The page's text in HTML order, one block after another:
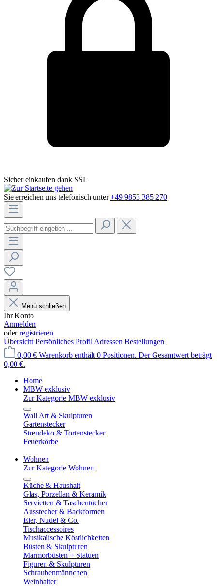
Sicher einkaufen dank SSL
Sie erreichen uns telefonisch unter +49 9853 385 270
Menü schließen
Ihr Konto
Anmelden
oderregistrieren
Übersicht Persönliches Profil Adressen Bestellungen
0,00 € Warenkorb enthält 0 Positionen. Der Gesamtwert beträgt
0,00 €.
Home
MBW exklusiv
Zur Kategorie MBW exklusiv
Wall Art & Skulpturen
Gartenstecker
Streudeko & Tortenstecker
Feuerkörbe
Wohnen
Zur Kategorie Wohnen
Küche & Haushalt
Glas, Porzellan & Keramik
Servietten & Taschentücher
Ausstecher & Backformen
Eier, Nudel & Co.
Tischaccessoires
Musikalische Köstlichkeiten
Büsten & Skulpturen
Marmorbüsten + Statuen
Figuren & Skulpturen
Schraubenmännchen
Weinhalter